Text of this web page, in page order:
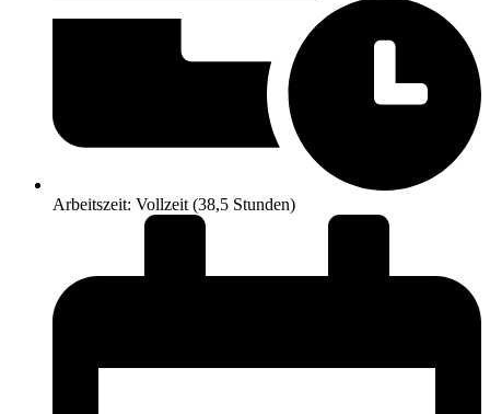
Arbeitszeit: Vollzeit (38,5 Stunden)